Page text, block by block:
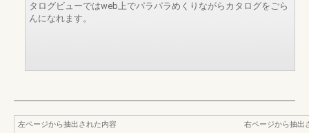
タログビューではweb上でパラパラめくりながらカタログをごら
んになれます。
左ページから抽出された内容
右ページから抽出